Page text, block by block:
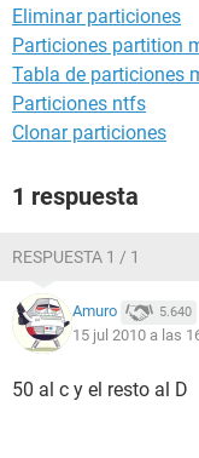
Eliminar particiones
Particiones partition
Tabla de particiones
Particiones ntfs
Clonar particiones
1 respuesta
RESPUESTA 1 / 1
Amuro 5.640
15 jul 2010 a las
50 al c y el resto al D